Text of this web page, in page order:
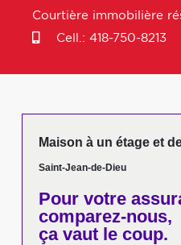
Courtière immobilière
Cell.: 418-750-8213
Maison à un étage et
Saint-Jean-de-Dieu
Pour votre
comparez-nous,
ça vaut le coup.